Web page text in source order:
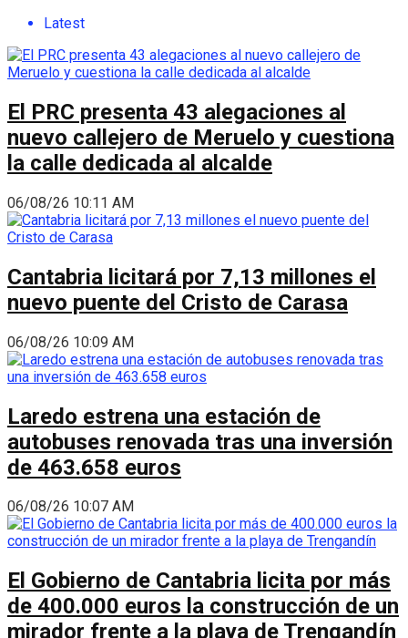
Latest
El PRC presenta 43 alegaciones al
nuevo callejero de Meruelo y cuestiona
la calle dedicada al alcalde
06/08/26 10:11 AM
Cantabria licitará por 7,13 millones el
nuevo puente del Cristo de Carasa
06/08/26 10:09 AM
Laredo estrena una estación de
autobuses renovada tras una inversión
de 463.658 euros
06/08/26 10:07 AM
El Gobierno de Cantabria licita por más
de 400.000 euros la construcción de un
mirador frente a la playa de Trengandín